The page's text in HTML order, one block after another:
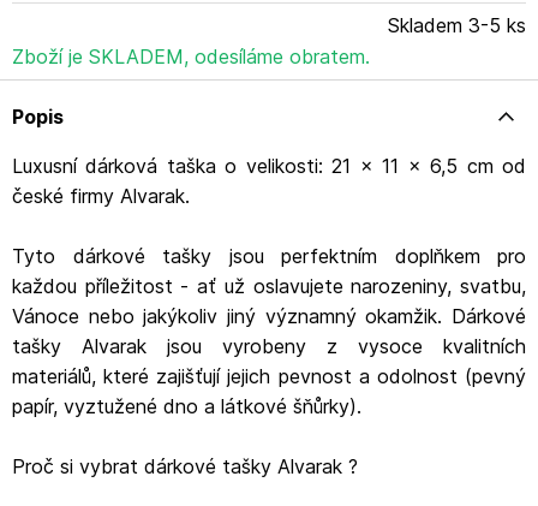
dárkem. S dárkovými taškami Alvarak bude každý dárek
Skladem 3-5 ks
Zboží je SKLADEM, odesíláme obratem.
Popis
Luxusní dárková taška o velikosti: 21 x 11 x 6,5 cm od
české firmy Alvarak.
Tyto dárkové tašky jsou perfektním doplňkem pro
každou příležitost - ať už oslavujete narozeniny, svatbu,
Vánoce nebo jakýkoliv jiný významný okamžik. Dárkové
tašky Alvarak jsou vyrobeny z vysoce kvalitních
materiálů, které zajišťují jejich pevnost a odolnost (pevný
papír, vyztužené dno a látkové šňůrky).
Proč si vybrat dárkové tašky Alvarak ?